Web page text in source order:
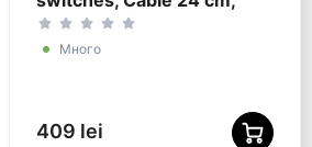
Gembird "UHB-U3P7P-01",
Black
Много
409 lei